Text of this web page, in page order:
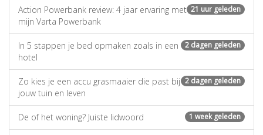
21 uur geleden
Action Powerbank review: 4 jaar ervaring met
mijn Varta Powerbank
2 dagen geleden
In 5 stappen je bed opmaken zoals in een
hotel
2 dagen geleden
Zo kies je een accu grasmaaier die past bij
jouw tuin en leven
1 week geleden
De of het woning? Juiste lidwoord